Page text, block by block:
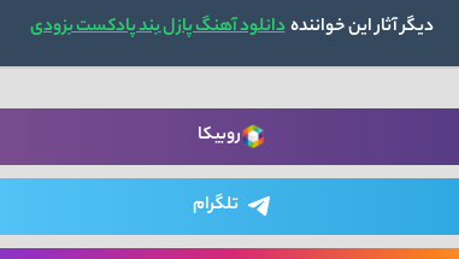
دیگر آثار این خوانندهدانلود آهنگ پازل بند پادکست بزودی
روبیکا
تلگرام